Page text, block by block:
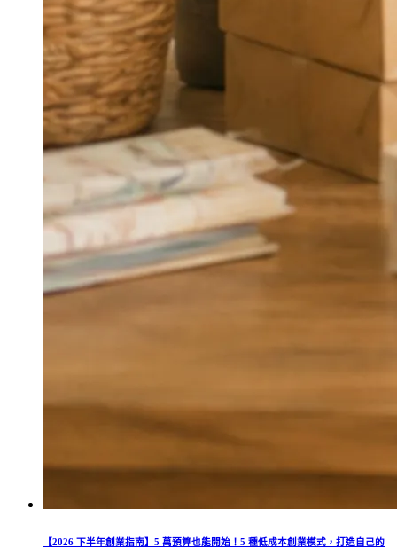
【2026 下半年創業指南】5 萬預算也能開始！5 種低成本創業模式，打造自己的